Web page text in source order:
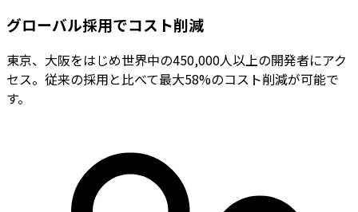
グローバル採用でコスト削減
東京、大阪をはじめ世界中の450,000人以上の開発者にアク
セス。従来の採用と比べて最大58%のコスト削減が可能で
す。